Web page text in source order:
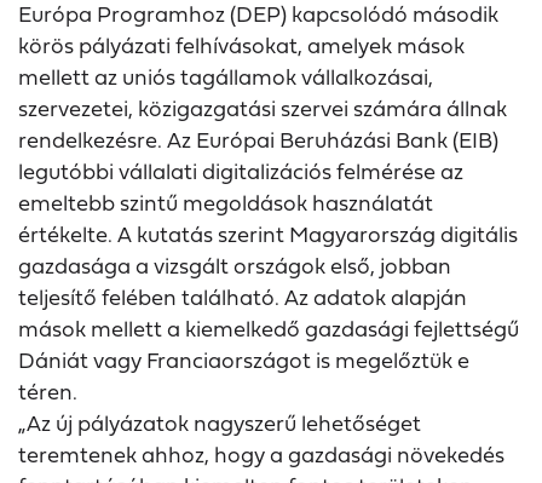
Európa Programhoz (DEP) kapcsolódó második
körös pályázati felhívásokat, amelyek mások
mellett az uniós tagállamok vállalkozásai,
szervezetei, közigazgatási szervei számára állnak
rendelkezésre. Az Európai Beruházási Bank (EIB)
legutóbbi vállalati digitalizációs felmérése az
emeltebb szintű megoldások használatát
értékelte. A kutatás szerint Magyarország digitális
gazdasága a vizsgált országok első, jobban
teljesítő felében található. Az adatok alapján
mások mellett a kiemelkedő gazdasági fejlettségű
Dániát vagy Franciaországot is megelőztük e
téren.
„Az új pályázatok nagyszerű lehetőséget
teremtenek ahhoz, hogy a gazdasági növekedés